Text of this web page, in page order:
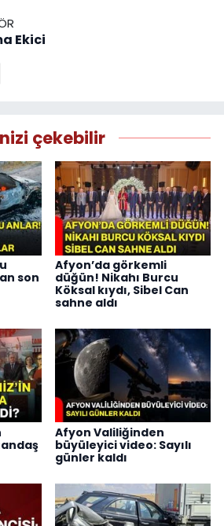
Ekici
çekebilir
son
Afyon’da görkemli
düğün! Nikahı Burcu
Köksal kıydı, Sibel Can
sahne aldı
Afyon Valiliğinden
büyüleyici video: Sayılı
günler kaldı